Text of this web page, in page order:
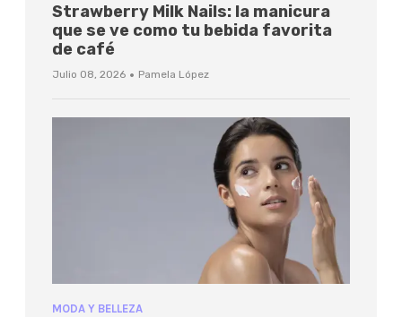
Strawberry Milk Nails: la manicura
que se ve como tu bebida favorita
de café
Julio 08, 2026 · Pamela López
MODA Y BELLEZA